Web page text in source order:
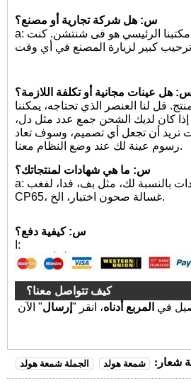
س: هل شركة تجارية أو مصنع؟
a: لدينا مصنع في شانشى، مكتبنا الرئيسي هو فى شنتشن. كنت
هل عينات مجانية أو تكلفة اللازمة؟
قل لنا العنصر الذي تحتاجه، يمكننا
إذا كان لديك الشحن جمع عدد مثل دل،
تريد أن تجعل أي تصميم، وسوف تعاد
رسوم عينة لك عند وضع النظام معنا.
س: ما هي شهادات لمنتجاتك؟
a: يمكننا تقديم شهادات بالنسبة لك، مثل بف، فدا، لفغب،
CP65، غسالة صحون اختبار، الخ.
س: كيفية دفع؟
ا:
كيف تتواصل معنا؟
في المربع أدناه، انقر " إرسال
شعار: شمعة هولد الجملة شمعة هولد